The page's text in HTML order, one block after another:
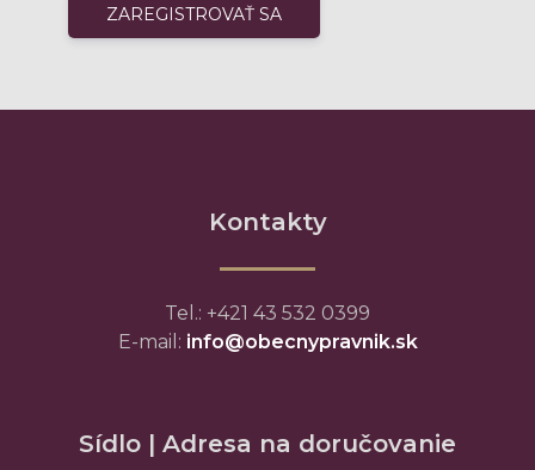
Kontakty
Tel.: +421 43 532 0399
E-mail: info@obecnypravnik.sk
Sídlo | Adresa na doručovanie